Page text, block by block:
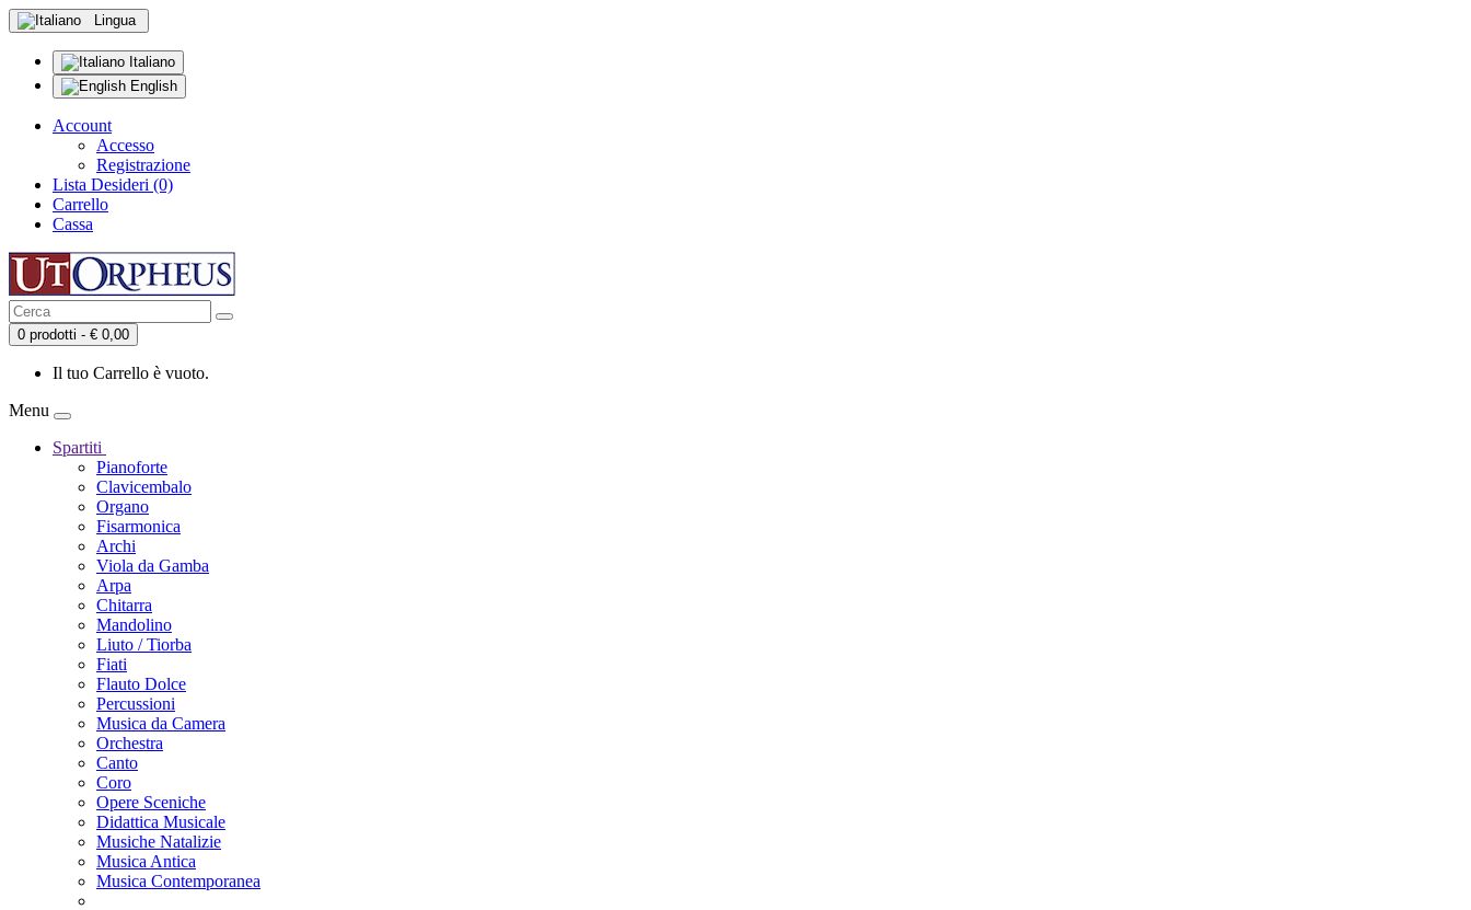
Lingua
Italiano
English
Account
Accesso
Registrazione
Lista Desideri (0)
Carrello
Cassa
0 prodotti - € 0,00
Il tuo Carrello è vuoto.
Menu
Spartiti
Pianoforte
Clavicembalo
Organo
Fisarmonica
Archi
Viola da Gamba
Arpa
Chitarra
Mandolino
Liuto / Tiorba
Fiati
Flauto Dolce
Percussioni
Musica da Camera
Orchestra
Canto
Coro
Opere Sceniche
Didattica Musicale
Musiche Natalizie
Musica Antica
Musica Contemporanea